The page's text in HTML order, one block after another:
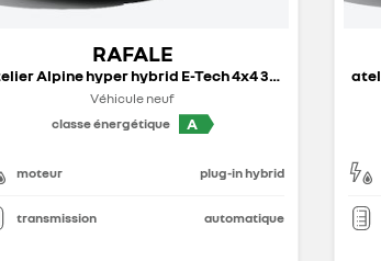
RAFALE
atelier Alpine hyper hybrid E-Tech 4x4 300 ch - 26
Véhicule neuf
classe énergétique
A
moteur plug-in hybrid
transmission automatique